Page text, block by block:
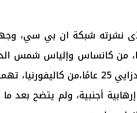
نشرته شبكة ان بي سي،
عامًا من كاليفورنيا؛ وبيرين دزايي 25 عامًا،من
أجنبية، ولم يتضح بعد ما